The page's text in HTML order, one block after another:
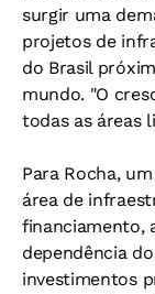
surgir uma
projetos de
do Brasil
mundo. "O
todas as áreas
Para Rocha,
área de
financiamento,
dependência
investimentos